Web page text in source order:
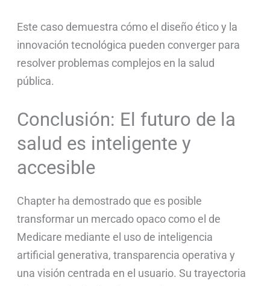
Este caso demuestra cómo el diseño ético y la
innovación tecnológica pueden converger para
resolver problemas complejos en la salud
pública.
Conclusión: El futuro de la
salud es inteligente y
accesible
Chapter ha demostrado que es posible
transformar un mercado opaco como el de
Medicare mediante el uso de inteligencia
artificial generativa, transparencia operativa y
una visión centrada en el usuario. Su trayectoria